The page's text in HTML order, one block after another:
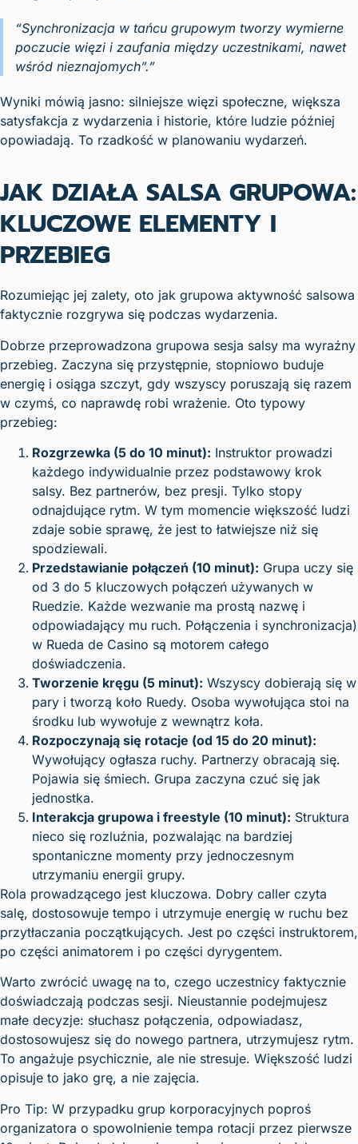
“Synchronizacja w tańcu grupowym tworzy wymierne
poczucie więzi i zaufania między uczestnikami, nawet
wśród nieznajomych”.”
Wyniki mówią jasno: silniejsze więzi społeczne, większa
satysfakcja z wydarzenia i historie, które ludzie później
opowiadają. To rzadkość w planowaniu wydarzeń.
JAK DZIAŁA SALSA GRUPOWA:
KLUCZOWE ELEMENTY I
PRZEBIEG
Rozumiejąc jej zalety, oto jak grupowa aktywność salsowa
faktycznie rozgrywa się podczas wydarzenia.
Dobrze przeprowadzona grupowa sesja salsy ma wyraźny
przebieg. Zaczyna się przystępnie, stopniowo buduje
energię i osiąga szczyt, gdy wszyscy poruszają się razem
w czymś, co naprawdę robi wrażenie. Oto typowy
przebieg:
Rozgrzewka (5 do 10 minut): Instruktor prowadzi
każdego indywidualnie przez podstawowy krok
salsy. Bez partnerów, bez presji. Tylko stopy
odnajdujące rytm. W tym momencie większość ludzi
zdaje sobie sprawę, że jest to łatwiejsze niż się
spodziewali.
Przedstawianie połączeń (10 minut): Grupa uczy się
od 3 do 5 kluczowych połączeń używanych w
Ruedzie. Każde wezwanie ma prostą nazwę i
odpowiadający mu ruch. Połączenia i synchronizacja)
w Rueda de Casino są motorem całego
doświadczenia.
Tworzenie kręgu (5 minut): Wszyscy dobierają się w
pary i tworzą koło Ruedy. Osoba wywołująca stoi na
środku lub wywołuje z wewnątrz koła.
Rozpoczynają się rotacje (od 15 do 20 minut):
Wywołujący ogłasza ruchy. Partnerzy obracają się.
Pojawia się śmiech. Grupa zaczyna czuć się jak
jednostka.
Interakcja grupowa i freestyle (10 minut): Struktura
nieco się rozluźnia, pozwalając na bardziej
spontaniczne momenty przy jednoczesnym
utrzymaniu energii grupy.
Rola prowadzącego jest kluczowa. Dobry caller czyta
salę, dostosowuje tempo i utrzymuje energię w ruchu bez
przytłaczania początkujących. Jest po części instruktorem,
po części animatorem i po części dyrygentem.
Warto zwrócić uwagę na to, czego uczestnicy faktycznie
doświadczają podczas sesji. Nieustannie podejmujesz
małe decyzje: słuchasz połączenia, odpowiadasz,
dostosowujesz się do nowego partnera, utrzymujesz rytm.
To angażuje psychicznie, ale nie stresuje. Większość ludzi
opisuje to jako grę, a nie zajęcia.
Pro Tip: W przypadku grup korporacyjnych poproś
organizatora o spowolnienie tempa rotacji przez pierwsze